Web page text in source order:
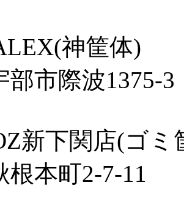
神筐体)
部市際波1375-3
新下関店(ゴミ
根本町2-7-11